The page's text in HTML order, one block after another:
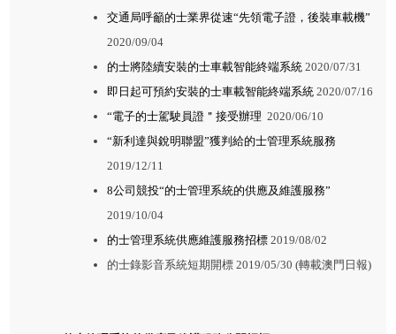
交通局呼籲的士業界從速“先領電子證，後裝車載機”
2020/09/04
的士將陸續安裝的士車載智能終端系統 2020/07/31
即日起可預約安裝的士車載智能終端系統 2020/07/16
“電子的士駕駛員證＂接受辦理 2020/06/10
“新利達與銳明聯盟”獲判給的士管理系統服務
2019/12/11
8公司競投“的士管理系統的供應及維護服務”
2019/10/04
的士管理系統供應維護服務招標 2019/08/02
的士錄影音系統短期開標 2019/05/30(轉載澳門日報)